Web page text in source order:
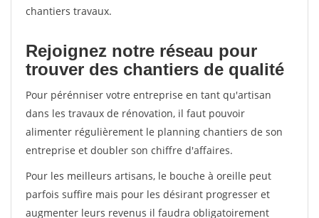
chantiers travaux.
Rejoignez notre réseau pour
trouver des chantiers de qualité
Pour pérénniser votre entreprise en tant qu'artisan
dans les travaux de rénovation, il faut pouvoir
alimenter régulièrement le planning chantiers de son
entreprise et doubler son chiffre d'affaires.
Pour les meilleurs artisans, le bouche à oreille peut
parfois suffire mais pour les désirant progresser et
augmenter leurs revenus il faudra obligatoirement